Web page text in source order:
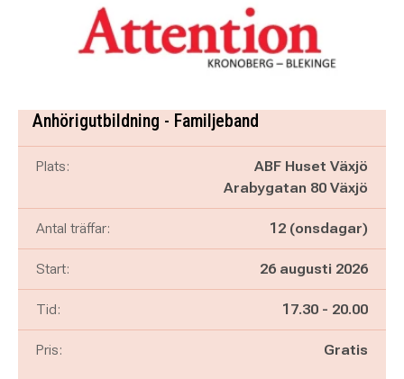
Anhörigutbildning - Familjeband
Plats:
ABF Huset Växjö
Arabygatan 80 Växjö
Antal träffar: 12 (onsdagar)
Start: 26 augusti 2026
Tid: Pågår mellan
17.30 - och
20.00
Pris: Gratis